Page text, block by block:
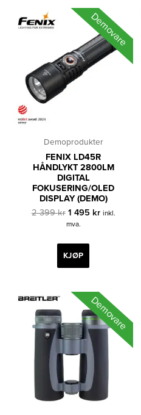
Demovare
Demoprodukter
FENIX LD45R
HÅNDLYKT 2800LM
DIGITAL
FOKUSERING/OLED
DISPLAY (DEMO)
2 399kr Opprinnelig
pris
2
399 kr.
1 495 krNåværende
inkl.
mva.
KJØP
Demovare